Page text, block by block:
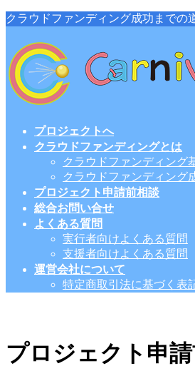
コ
ン
ツ
に
ナ
ー
シ
ョ
クラウドファンディング成功までの
プロジェクトへ
クラウドファンディングとは
クラウドファンディング
クラウドファンディング
プロジェクト申請前相談
総合お問い合せ
よくある質問
実行者向けよくある質問
支援者向けよくある質問
運営会社について
特定商取引法に基づく表
プロジェクト申